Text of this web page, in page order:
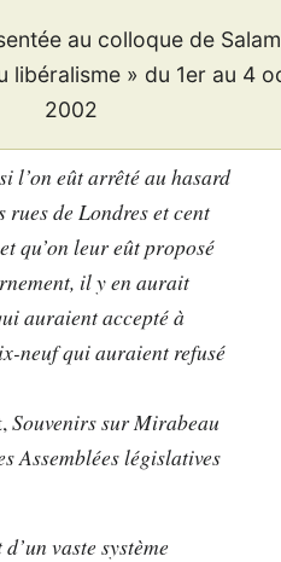
au colloque de
libéralisme » du 1er au 4
2002
l’on eût arrêté au hasard
rues de Londres et cent
qu’on leur eût proposé
il y en aurait
auraient accepté à
neuf qui auraient refusé
Souvenirs sur Mirabeau
Assemblées législatives
vaste système